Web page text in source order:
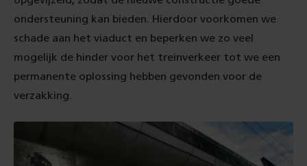
ondersteuning kan bieden. Hierdoor voorkomen we
schade aan het viaduct en beperken we zo veel
mogelijk de hinder voor het treinverkeer tot we een
permanente oplossing hebben gevonden voor de
verzakking.